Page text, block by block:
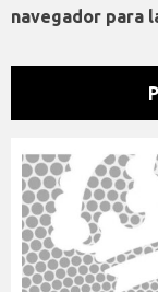
navegador para